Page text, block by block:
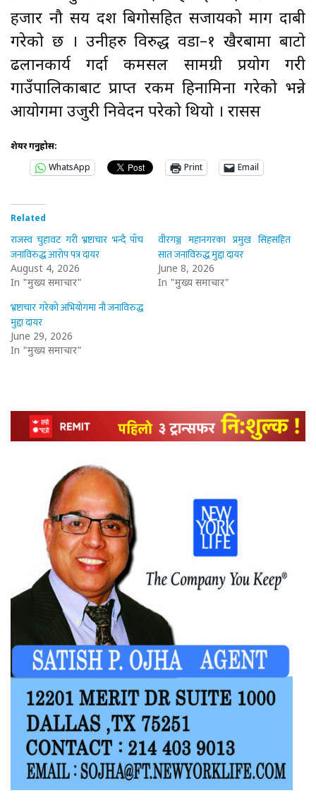
हजार नौ सय दश बिगोसहित सजायको माग दाबी
गरेको छ । उनीहरु विरुद्ध वडा–१ खैरबामा बाटो
ढलानकार्य गर्दा कमसल सामग्री प्रयोग गरी
गाउँपालिकाबाट प्राप्त रकम हिनामिना गरेको भन्ने
आयोगमा उजुरी निवेदन परेको थियो । रासस
शेयर गर्नुहोस:
WhatsApp
Print Email
Related
राजस्व चुहावट गरी भ्रष्टाचार भन्दै पाँच
जनाविरुद्ध आरोप पत्र दायर
August 4, 2026
In "मुख्य समाचार"
वीरगञ्ज महानगरका प्रमुख सिंहसहित
सात जनाविरुद्ध मुद्दा दायर
June 8, 2026
In "मुख्य समाचार"
भ्रष्टाचार गरेको अभियोगमा नौ जनाविरुद्ध
मुद्दा दायर
June 29, 2026
In "मुख्य समाचार"